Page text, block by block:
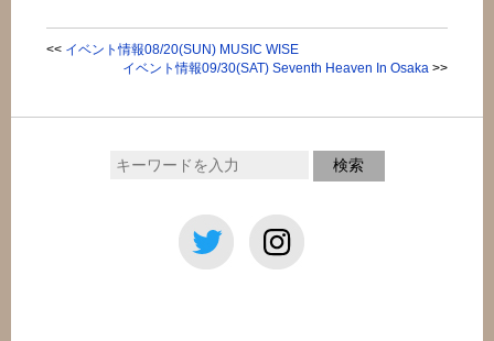
<< イベント情報08/20(SUN) MUSIC WISE
イベント情報09/30(SAT) Seventh Heaven In Osaka>>